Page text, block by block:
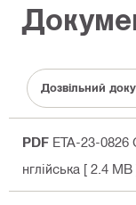
Дозвільний
PDF ETA-23-0826
нглійська [ 2.4 MB